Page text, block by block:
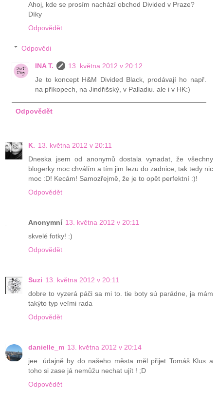
Ahoj, kde se prosím nachází obchod Divided v Praze?
Díky
Odpovědět
Odpovědi
INA T.
13. května 2012 v 20:12
Je to koncept H&M Divided Black, prodávají ho např.
na příkopech, na Jindřišský, v Palladiu. ale i v HK:)
Odpovědět
K. 13. května 2012 v 20:11
Dneska jsem od anonymů dostala vynadat, že všechny
blogerky moc chválím a tím jim lezu do zadnice, tak tedy nic
moc :D! Kecám! Samozřejmě, že je to opět perfektní :)!
Odpovědět
Anonymní 13. května 2012 v 20:11
skvelé fotky! :)
Odpovědět
Suzi 13. května 2012 v 20:11
dobre to vyzerá páči sa mi to. tie boty sú parádne, ja mám
takýto typ veľmi rada
Odpovědět
danielle_m 13. května 2012 v 20:14
jee. údajně by do našeho města měl přijet Tomáš Klus a
toho si zase já nemůžu nechat ujít ! ;D
Odpovědět